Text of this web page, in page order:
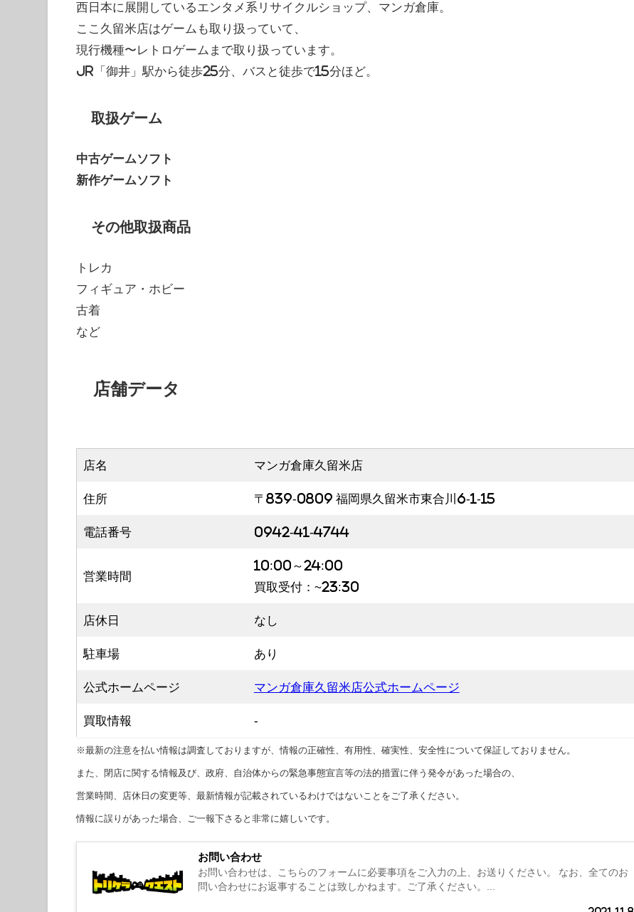
西日本に展開しているエンタメ系リサイクルショップ、マンガ倉庫。
ここ久留米店はゲームも取り扱っていて、
現行機種〜レトロゲームまで取り扱っています。
JR「御井」駅から徒歩25分、バスと徒歩で15分ほど。
取扱ゲーム
中古ゲームソフト
新作ゲームソフト
その他取扱商品
トレカ
フィギュア・ホビー
古着
など
店舗データ
店名 マンガ倉庫久留米店
住所 〒839-0809 福岡県久留米市東合川6-1-15
電話番号 0942-41-4744
営業時間
10:00～24:00
買取受付：~23:30
店休日 なし
駐車場 あり
公式ホームページ マンガ倉庫久留米店公式ホームページ
買取情報 -
※最新の注意を払い情報は調査しておりますが、情報の正確性、有用性、確実性、安全性について保証しておりません。
また、閉店に関する情報及び、政府、自治体からの緊急事態宣言等の法的措置に伴う発令があった場合の、
営業時間、店休日の変更等、最新情報が記載されているわけではないことをご了承ください。
情報に誤りがあった場合、ご一報下さると非常に嬉しいです。
お問い合わせ
お問い合わせは、こちらのフォームに必要事項をご入力の上、お送りください。 なお、全てのお
問い合わせにお返事することは致しかねます。ご了承ください。...